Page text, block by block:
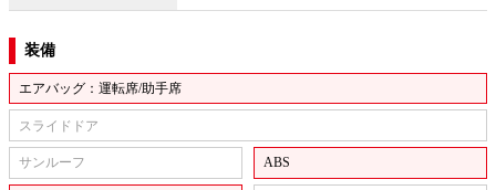
装備
エアバッグ：運転席/助手席
スライドドア
サンルーフ ABS